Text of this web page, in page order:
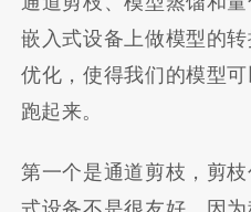
嵌入式设备上做模型的
优化，使得我们的模型
跑起来。
第一个是通道剪枝，剪